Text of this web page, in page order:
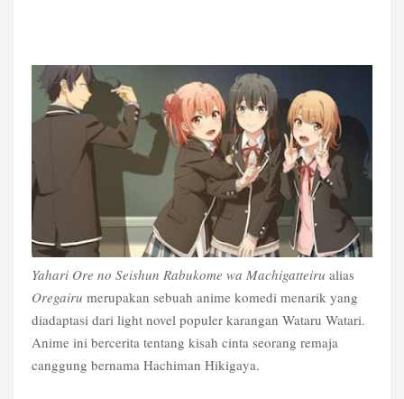
Yahari Ore no Seishun Rabukome wa Machigatteiru alias
Oregairu merupakan sebuah anime komedi menarik yang
diadaptasi dari light novel populer karangan Wataru Watari.
Anime ini bercerita tentang kisah cinta seorang remaja
canggung bernama Hachiman Hikigaya.